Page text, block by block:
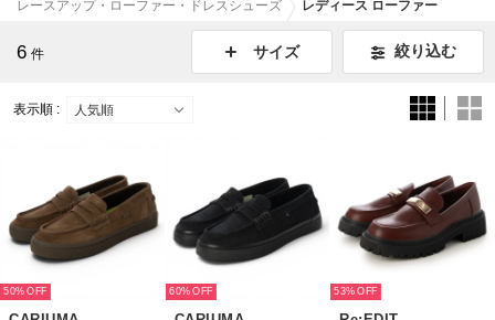
レースアップ・ローファー・ドレスシューズ レディース ローファー
6 件 サイズ 絞り込む
表示順 :
50% 60% 53%